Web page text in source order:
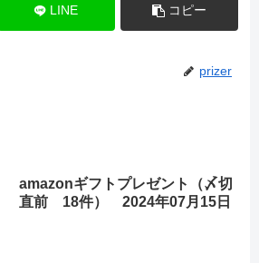
LINE コピー
prizer
amazonギフトプレゼント（〆切
直前 18件） 2024年07月15日